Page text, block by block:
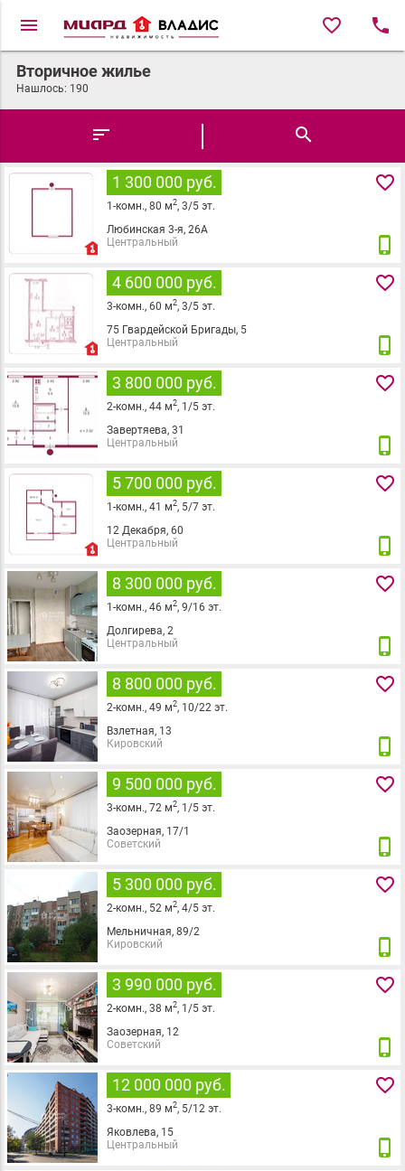
menu favorite_border local_phone
Вторичное жилье
Нашлось: 190
sort search
1 300 000 руб.
1-комн., 80 м2, 3/5 эт.
Любинская 3-я, 26А
Центральный
favorite_border
phone_iphone
4 600 000 руб.
3-комн., 60 м2, 3/5 эт.
75 Гвардейской Бригады, 5
Центральный
favorite_border
phone_iphone
3 800 000 руб.
2-комн., 44 м2, 1 /5 эт.
Завертяева, 31
Центральный
favorite_border
phone_iphone
5 700 000 руб.
1-комн., 41 м2, 5/7 эт.
12 Декабря, 60
Центральный
favorite_border
phone_iphone
8 300 000 руб.
1-комн., 46 м2, 9/16 эт.
Долгирева, 2
Центральный
favorite_border
phone_iphone
8 800 000 руб.
2-комн., 49 м2, 10/22 эт.
Взлетная, 13
Кировский
favorite_border
phone_iphone
9 500 000 руб.
3-комн., 72 м2, 1 /5 эт.
Заозерная, 17/1
Советский
favorite_border
phone_iphone
5 300 000 руб.
2-комн., 52 м2, 4/5 эт.
Мельничная, 89/2
Кировский
favorite_border
phone_iphone
3 990 000 руб.
2-комн., 38 м2, 1 /5 эт.
Заозерная, 12
Советский
favorite_border
phone_iphone
12 000 000 руб.
3-комн., 89 м2, 5/12 эт.
Яковлева, 15
Центральный
favorite_border
phone_iphone